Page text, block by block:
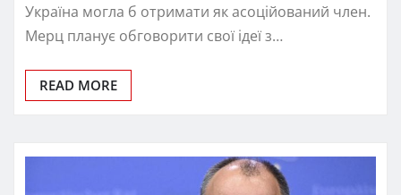
Україна могла б отримати як асоційований член.
Мерц планує обговорити свої ідеї з…
READ MORE